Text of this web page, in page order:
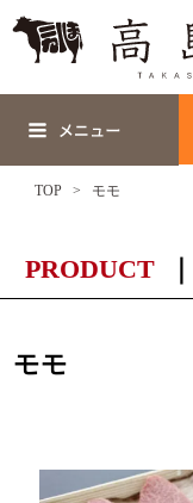
TOP モモ
PRODUCT
モモ